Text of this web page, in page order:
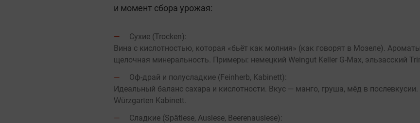
и момент сбора урожая:
Сухие (Trocken):
Вина с кислотностью, которая «бьёт как молния» (как говорят в Мозеле).
щелочная минеральность. Примеры: немецкий Weingut Keller G-Max, эльзасский
Оф-дрaй и полусладкие (Feinherb, Kabinett):
Идеальный баланс сахара и кислотности. Вкус — манго, груша, мёд в
Würzgarten Kabinett.
Сладкие (Spätlese, Auslese, Beerenauslese):